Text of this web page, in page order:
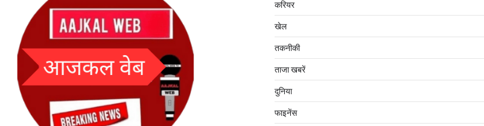
करियर
खेल
तकनीकी
ताजा खबरें
दुनिया
फाइनेंस